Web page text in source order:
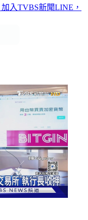
加入TVBS新聞LINE，